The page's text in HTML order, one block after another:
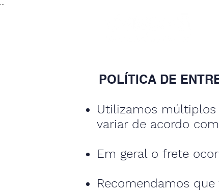
POLÍTICA DE
Utilizamos múltiplos
variar de acordo
Em geral o frete
Recomendamos